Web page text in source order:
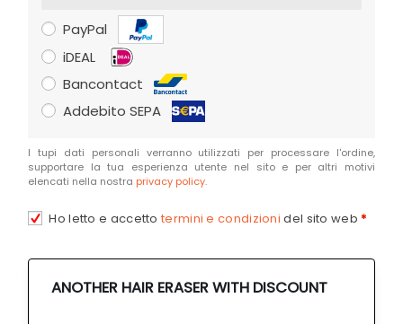
PayPal
iDEAL
Bancontact
Addebito SEPA
I tupi dati personali verranno utilizzati per processare l'ordine,
supportare la tua esperienza utente nel sito e per altri motivi
elencati nella nostra privacy policy.
Ho letto e accettotermini e condizioni del sito web *
ANOTHER HAIR ERASER WITH DISCOUNT